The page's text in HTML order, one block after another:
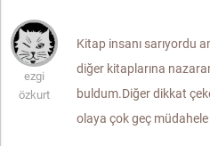
ezgi
özkurt
Kitap insanı sarıyordu
diğer kitaplarına
buldum.Diğer dikkat
olaya çok geç